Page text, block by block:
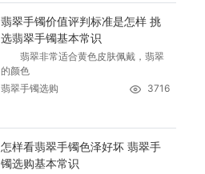
翡翠手镯价值评判标准是怎样 挑
选翡翠手镯基本常识
翡翠非常适合黄色皮肤佩戴，翡翠
的颜色
翡翠手镯选购
3716
怎样看翡翠手镯色泽好坏 翡翠手
镯选购基本常识